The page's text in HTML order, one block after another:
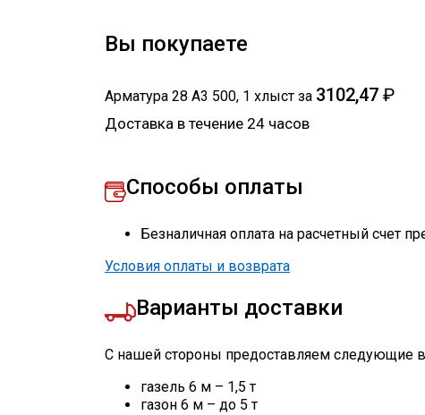
Вы покупаете
Арматура 28 А3 500, 1 хлыст за 3102,47 ₽
Доставка в течение 24 часов
Способы оплаты
Безналичная оплата на расчетный счет
Условия оплаты и возврата
Варианты доставки
С нашей стороны предоставляем следующие
газель 6 м – 1,5 т
газон 6 м – до 5 т